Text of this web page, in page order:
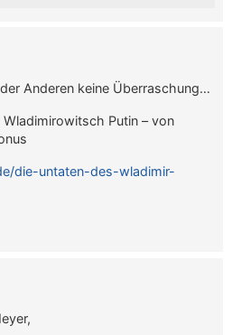
Anderen keine Überraschung…
Putin – von
die-untaten-des-wladimir-